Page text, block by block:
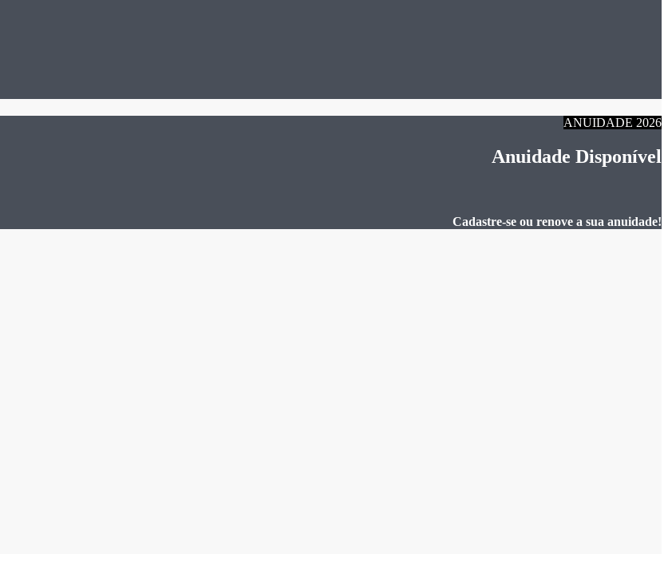
ANUIDADE 2026
Anuidade Disponível
Cadastre-se ou renove a sua anuidade!